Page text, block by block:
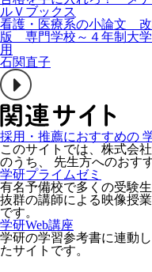
ルＶブックス
看護・医療系の小論文
版 専門学校～４年制大
用
石関直子
採用・推薦におすすめの
このサイトでは、株式会
のうち、 先生方へのおす
学研プライムゼミ
有名予備校で多くの受験
抜群の講師による映像授
です。
学研Web講座
学研の学習参考書に連動
たサイトです。